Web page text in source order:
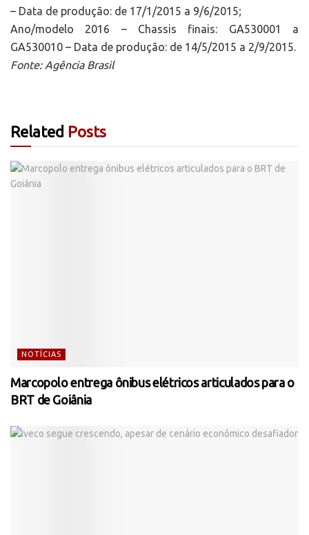
– Data de produção: de 17/1/2015 a 9/6/2015;
Ano/modelo 2016 – Chassis finais: GA530001 a
GA530010 – Data de produção: de 14/5/2015 a 2/9/2015.
Fonte: Agência Brasil
Related Posts
NOTÍCIAS
Marcopolo entrega ônibus elétricos articulados para o
BRT de Goiânia